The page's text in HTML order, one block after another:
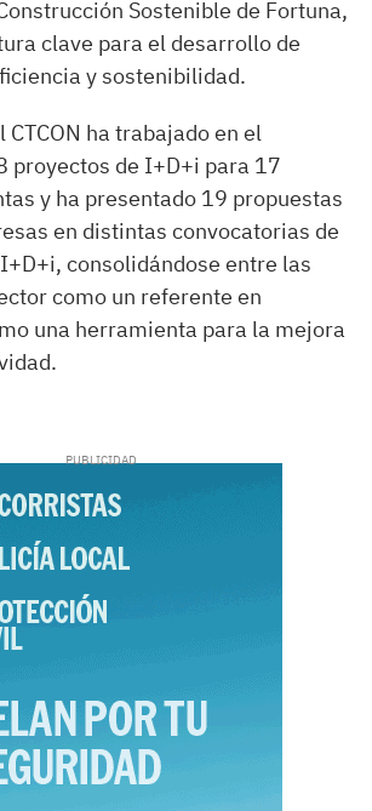
Sostenible de Fortuna,
clave para el desarrollo de
y sostenibilidad.
CTCON ha trabajado en el
proyectos de I+D+i para 17
y ha presentado 19 propuestas
en distintas convocatorias de
consolidándose entre las
como un referente en
una herramienta para la mejora